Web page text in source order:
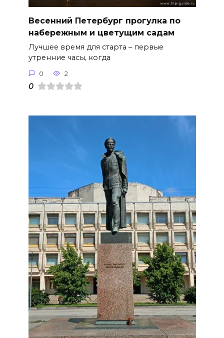
Весенний Петербург прогулка по
набережным и цветущим садам
Лучшее время для старта – первые
утренние часы, когда
0 2
0